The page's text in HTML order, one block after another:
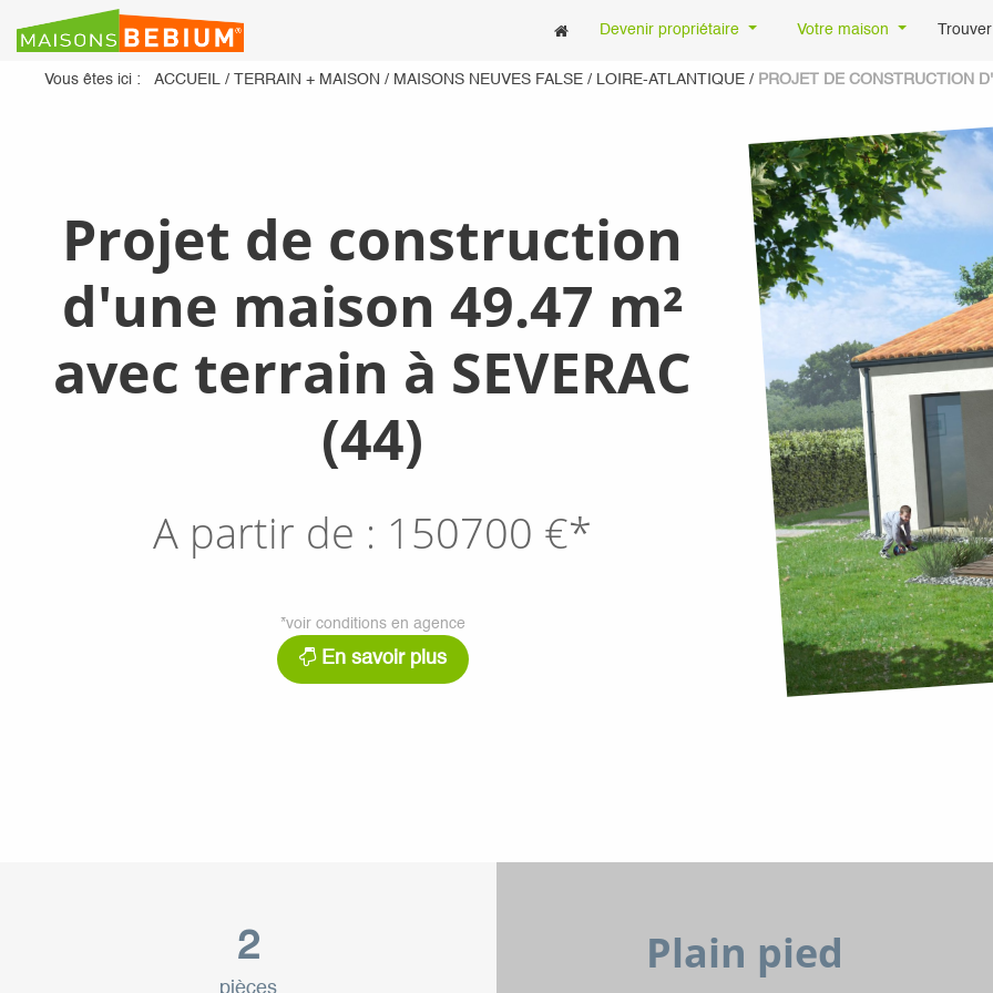
Devenir propriétaire Votre maison
Vous êtes ici : ACCUEIL / TERRAIN + MAISON / MAISONS NEUVES FALSE / LOIRE-ATLANTIQUE / PROJET DE CONSTRUCTION
Projet de construction
d'une maison 49.47 m²
avec terrain à SEVERAC
(44)
A partir de : 150700 €*
*voir conditions en agence
En savoir plus
2
pièces
Plain pied